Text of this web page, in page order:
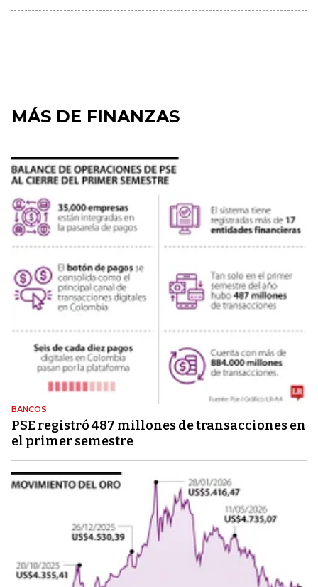
MÁS DE FINANZAS
BANCOS
PSE registró 487 millones de transacciones en
el primer semestre